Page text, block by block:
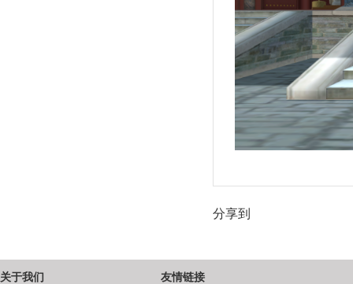
分享到
关于我们 友情链接